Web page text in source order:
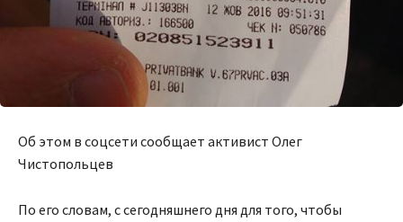
Об этом в соцсети сообщает активист Олег
Чистопольцев
По его словам, с сегодняшнего дня для того, чтобы